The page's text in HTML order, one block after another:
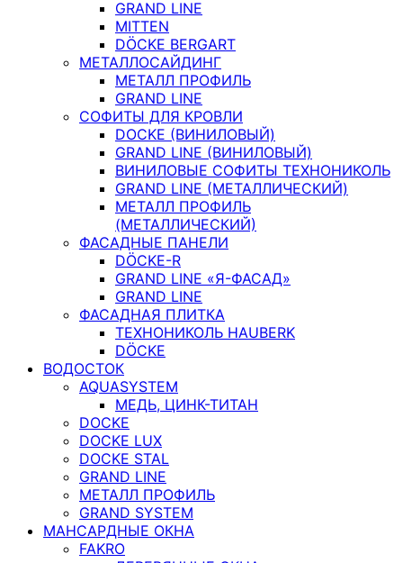
GRAND LINE
MITTEN
DÖCKE BERGART
МЕТАЛЛОСАЙДИНГ
МЕТАЛЛ ПРОФИЛЬ
GRAND LINE
СОФИТЫ ДЛЯ КРОВЛИ
DOCKE (ВИНИЛОВЫЙ)
GRAND LINE (ВИНИЛОВЫЙ)
ВИНИЛОВЫЕ СОФИТЫ ТЕХНОНИКОЛЬ
GRAND LINE (МЕТАЛЛИЧЕСКИЙ)
МЕТАЛЛ ПРОФИЛЬ
(МЕТАЛЛИЧЕСКИЙ)
ФАСАДНЫЕ ПАНЕЛИ
DÖCKE-R
GRAND LINE «Я-ФАСАД»
GRAND LINE
ФАСАДНАЯ ПЛИТКА
ТЕХНОНИКОЛЬ HAUBERK
DÖCKE
ВОДОСТОК
AQUASYSTEM
МЕДЬ, ЦИНК-ТИТАН
DOCKE
DOCKE LUX
DOCKE STAL
GRAND LINE
МЕТАЛЛ ПРОФИЛЬ
GRAND SYSTEM
МАНСАРДНЫЕ ОКНА
FAKRO